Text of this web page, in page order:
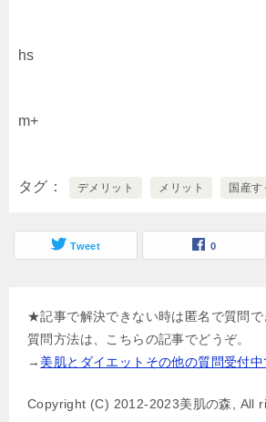
hs
m+
タグ デメリット メリット 国産
Tweet 0
★記事で解決できない時は匿名で質問で
質問方法は、こちらの記事でどうぞ。
→ 美肌とダイエットその他の質問受付中
Copyright (C) 2012-2023美肌の森, All